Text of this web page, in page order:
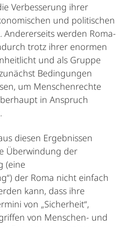
Verbesserung ihrer
und politischen
Andererseits werden Roma-
trotz ihrer enormen
und als Gruppe
Bedingungen
um Menschenrechte
in Anspruch
diesen Ergebnissen
Überwindung der
(eine
der Roma nicht einfach
kann, dass ihre
von „Sicherheit“,
von Menschen- und